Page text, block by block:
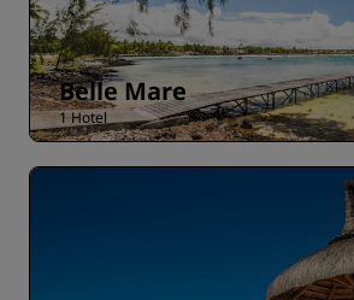
Belle Mare
1 Hotel